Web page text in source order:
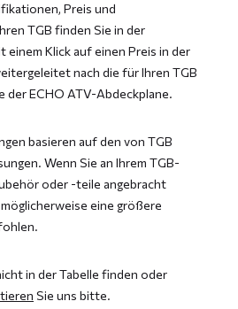
Preis und
TGB finden Sie in der
einem Klick auf einen Preis in der
nach die für Ihren TGB
der ECHO ATV-Abdeckplane.
basieren auf den von TGB
Wenn Sie an Ihrem TGB-
oder -teile angebracht
eine größere
in der Tabelle finden oder
Sie uns bitte.